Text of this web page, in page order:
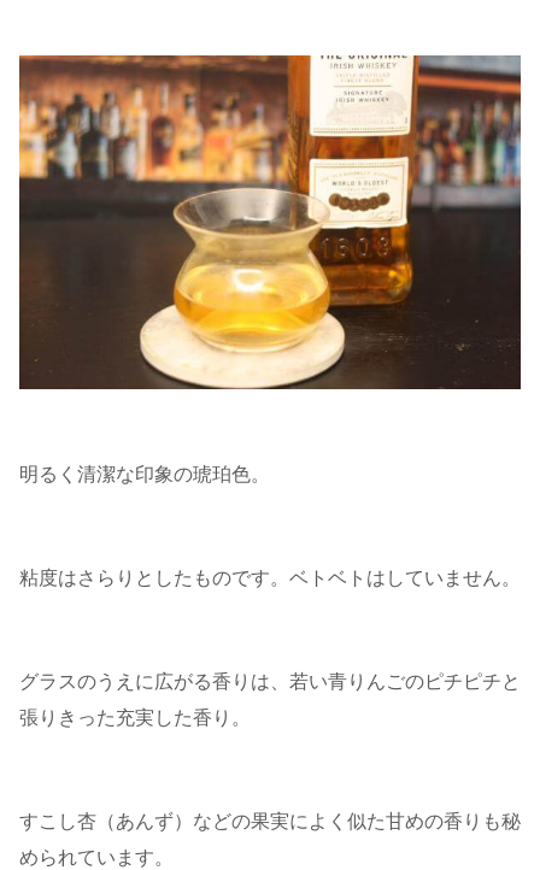
明るく清潔な印象の琥珀色。
粘度はさらりとしたものです。ベトベトはしていません。
グラスのうえに広がる香りは、若い青りんごのピチピチと
張りきった充実した香り。
すこし杏（あんず）などの果実によく似た甘めの香りも秘
められています。